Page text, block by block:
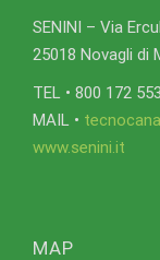
SENINI – Via
25018 Novagli di
TEL • 800 172 553
MAIL •
www.senini.it
MAP